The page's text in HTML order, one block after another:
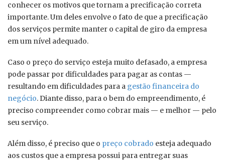
conhecer os motivos que tornam a precificação correta
importante. Um deles envolve o fato de que a precificação
dos serviços permite manter o capital de giro da empresa
em um nível adequado.
Caso o preço do serviço esteja muito defasado, a empresa
pode passar por dificuldades para pagar as contas —
resultando em dificuldades para a gestão financeira do
negócio. Diante disso, para o bem do empreendimento, é
preciso compreender como cobrar mais — e melhor — pelo
seu serviço.
Além disso, é preciso que o preço cobrado esteja adequado
aos custos que a empresa possui para entregar suas